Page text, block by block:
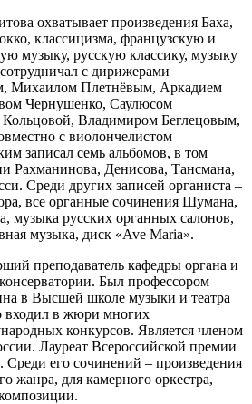
охватывает произведения Баха,
классицизма, французскую и
музыку, русскую классику, музыку
с дирижерами
Михаилом Плетнёвым, Аркадием
Чернушенко, Саулюсом
Владимиром Беглецовым,
с виолончелистом
записал семь альбомов, в том
Рахманинова, Денисова, Тансмана,
Среди других записей органиста –
все органные сочинения Шумана,
музыка русских органных салонов,
музыка, диск «Ave Maria».
преподаватель кафедры органа и
Был профессором
в Высшей школе музыки и театра
входил в жюри многих
конкурсов. Является членом
Лауреат Всероссийской премии
Среди его сочинений – произведения
жанра, для камерного оркестра,